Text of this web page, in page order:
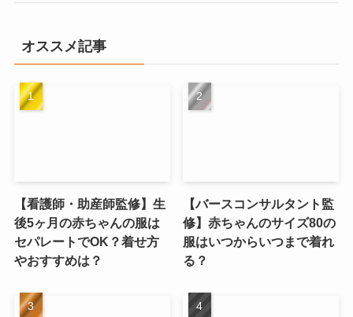
オススメ記事
【看護師・助産師監修】生
後5ヶ月の赤ちゃんの服は
セパレートでOK？着せ方
やおすすめは？
【バースコンサルタント監
修】赤ちゃんのサイズ80の
服はいつからいつまで着れ
る？